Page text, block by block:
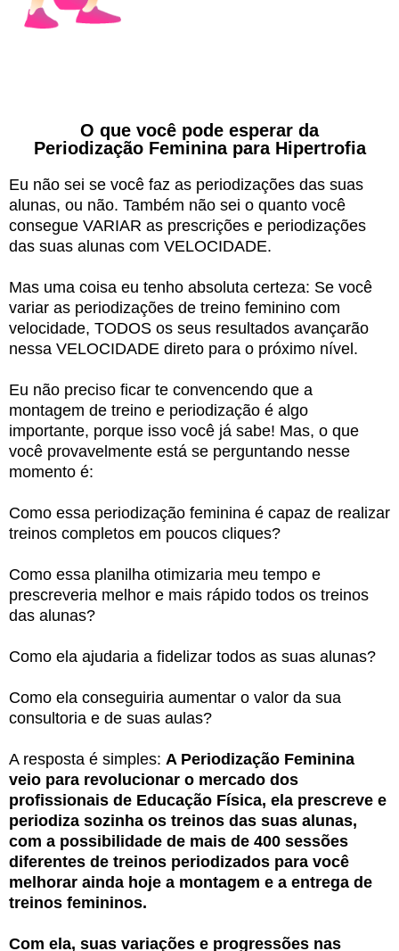
O que você pode esperar da
Periodização Feminina para Hipertrofia
Eu não sei se você faz as periodizações das suas
alunas, ou não. Também não sei o quanto você
consegue VARIAR as prescrições e periodizações
das suas alunas com VELOCIDADE.
Mas uma coisa eu tenho absoluta certeza: Se você
variar as periodizações de treino feminino com
velocidade, TODOS os seus resultados avançarão
nessa VELOCIDADE direto para o próximo nível.
Eu não preciso ficar te convencendo que a
montagem de treino e periodização é algo
importante, porque isso você já sabe! Mas, o que
você provavelmente está se perguntando nesse
momento é:
Como essa periodização feminina é capaz de realizar
treinos completos em poucos cliques?
Como essa planilha otimizaria meu tempo e
prescreveria melhor e mais rápido todos os treinos
das alunas?
Como ela ajudaria a fidelizar todos as suas alunas?
Como ela conseguiria aumentar o valor da sua
consultoria e de suas aulas?
A resposta é simples: A Periodização Feminina
veio para revolucionar o mercado dos
profissionais de Educação Física, ela prescreve e
periodiza sozinha os treinos das suas alunas,
com a possibilidade de mais de 400 sessões
diferentes de treinos periodizados para você
melhorar ainda hoje a montagem e a entrega de
treinos femininos.
Com ela, suas variações e progressões nas